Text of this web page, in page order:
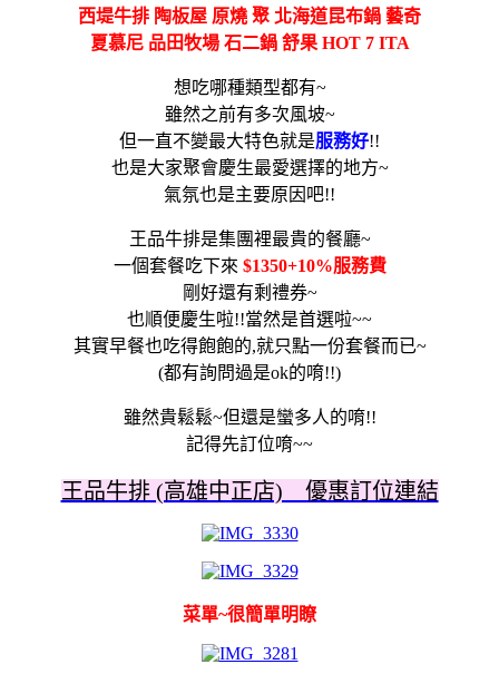
西堤牛排 陶板屋 原燒 聚 北海道昆布鍋 藝奇
夏慕尼 品田牧場 石二鍋 舒果 HOT 7 ITA
想吃哪種類型都有~
雖然之前有多次風坡~
但一直不變最大特色就是服務好!!
也是大家聚會慶生最愛選擇的地方~
氣氛也是主要原因吧!!
王品牛排是集團裡最貴的餐廳~
一個套餐吃下來 $1350+10%服務費
剛好還有剩禮券~
也順便慶生啦!!當然是首選啦~~
其實早餐也吃得飽飽的,就只點一份套餐而已~
(都有詢問過是ok的唷!!)
雖然貴鬆鬆~但還是蠻多人的唷!!
記得先訂位唷~~
王品牛排 (高雄中正店) 優惠訂位連結
菜單~很簡單明瞭